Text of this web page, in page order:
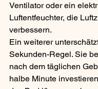
Ventilator oder ein
Luftentfeuchter, die
verbessern.
Ein weiterer
Sekunden-Regel. Sie
nach dem täglichen
halbe Minute